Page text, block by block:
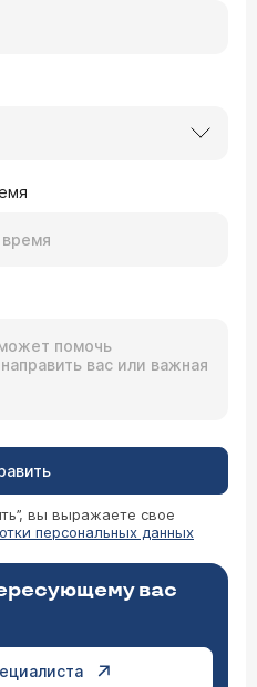
вы выражаете свое
персональных данных
вас